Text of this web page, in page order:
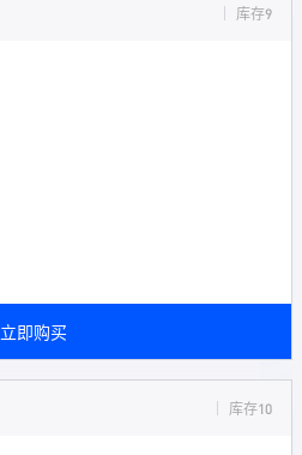
库存9
立即购买
库存10